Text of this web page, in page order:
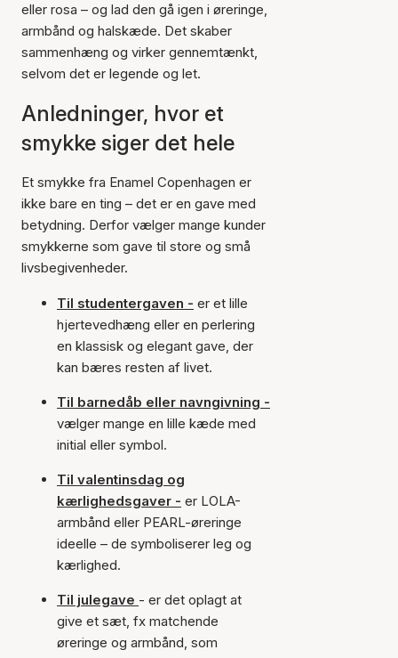
eller rosa – og lad den gå igen i øreringe,
armbånd og halskæde. Det skaber
sammenhæng og virker gennemtænkt,
selvom det er legende og let.
Anledninger, hvor et
smykke siger det hele
Et smykke fra Enamel Copenhagen er
ikke bare en ting – det er en gave med
betydning. Derfor vælger mange kunder
smykkerne som gave til store og små
livsbegivenheder.
Til studentergaven - er et lille
hjertevedhæng eller en perlering
en klassisk og elegant gave, der
kan bæres resten af livet.
Til barnedåb eller navngivning -
vælger mange en lille kæde med
initial eller symbol.
Til valentinsdag og
kærlighedsgaver - er LOLA-
armbånd eller PEARL-øreringe
ideelle – de symboliserer leg og
kærlighed.
Til julegave - er det oplagt at
give et sæt, fx matchende
øreringe og armbånd, som